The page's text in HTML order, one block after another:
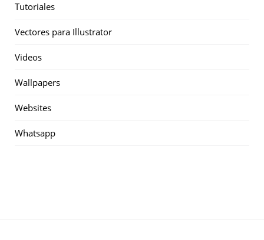
Tutoriales
Vectores para Illustrator
Videos
Wallpapers
Websites
Whatsapp